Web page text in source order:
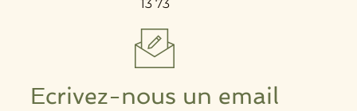
13 73
Ecrivez-nous un email